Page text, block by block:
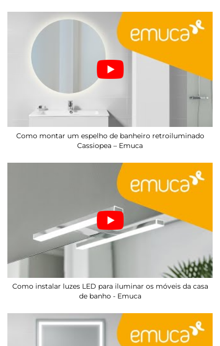
Como montar um espelho de banheiro retroiluminado
Cassiopea – Emuca
Como instalar luzes LED para iluminar os móveis da casa
de banho - Emuca